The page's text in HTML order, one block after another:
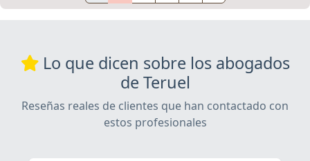
Lo que dicen sobre los abogados
de Teruel
Reseñas reales de clientes que han contactado con
estos profesionales